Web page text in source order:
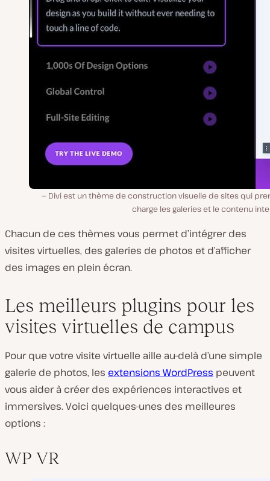
Divi est un thème de construction visuelle de sites qui
charge les galeries et le contenu
Chacun de ces thèmes vous permet d’intégrer des
visites virtuelles, des galeries de photos et d’afficher
des images en plein écran.
Les meilleurs plugins pour les
visites virtuelles de campus
Pour que votre visite virtuelle aille au-delà d’une simple
galerie de photos, les extensions WordPress peuvent
vous aider à créer des expériences interactives et
immersives. Voici quelques-unes des meilleures
options :
WP VR